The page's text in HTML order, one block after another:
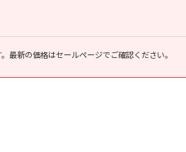
新の価格はセールページでご確認ください。